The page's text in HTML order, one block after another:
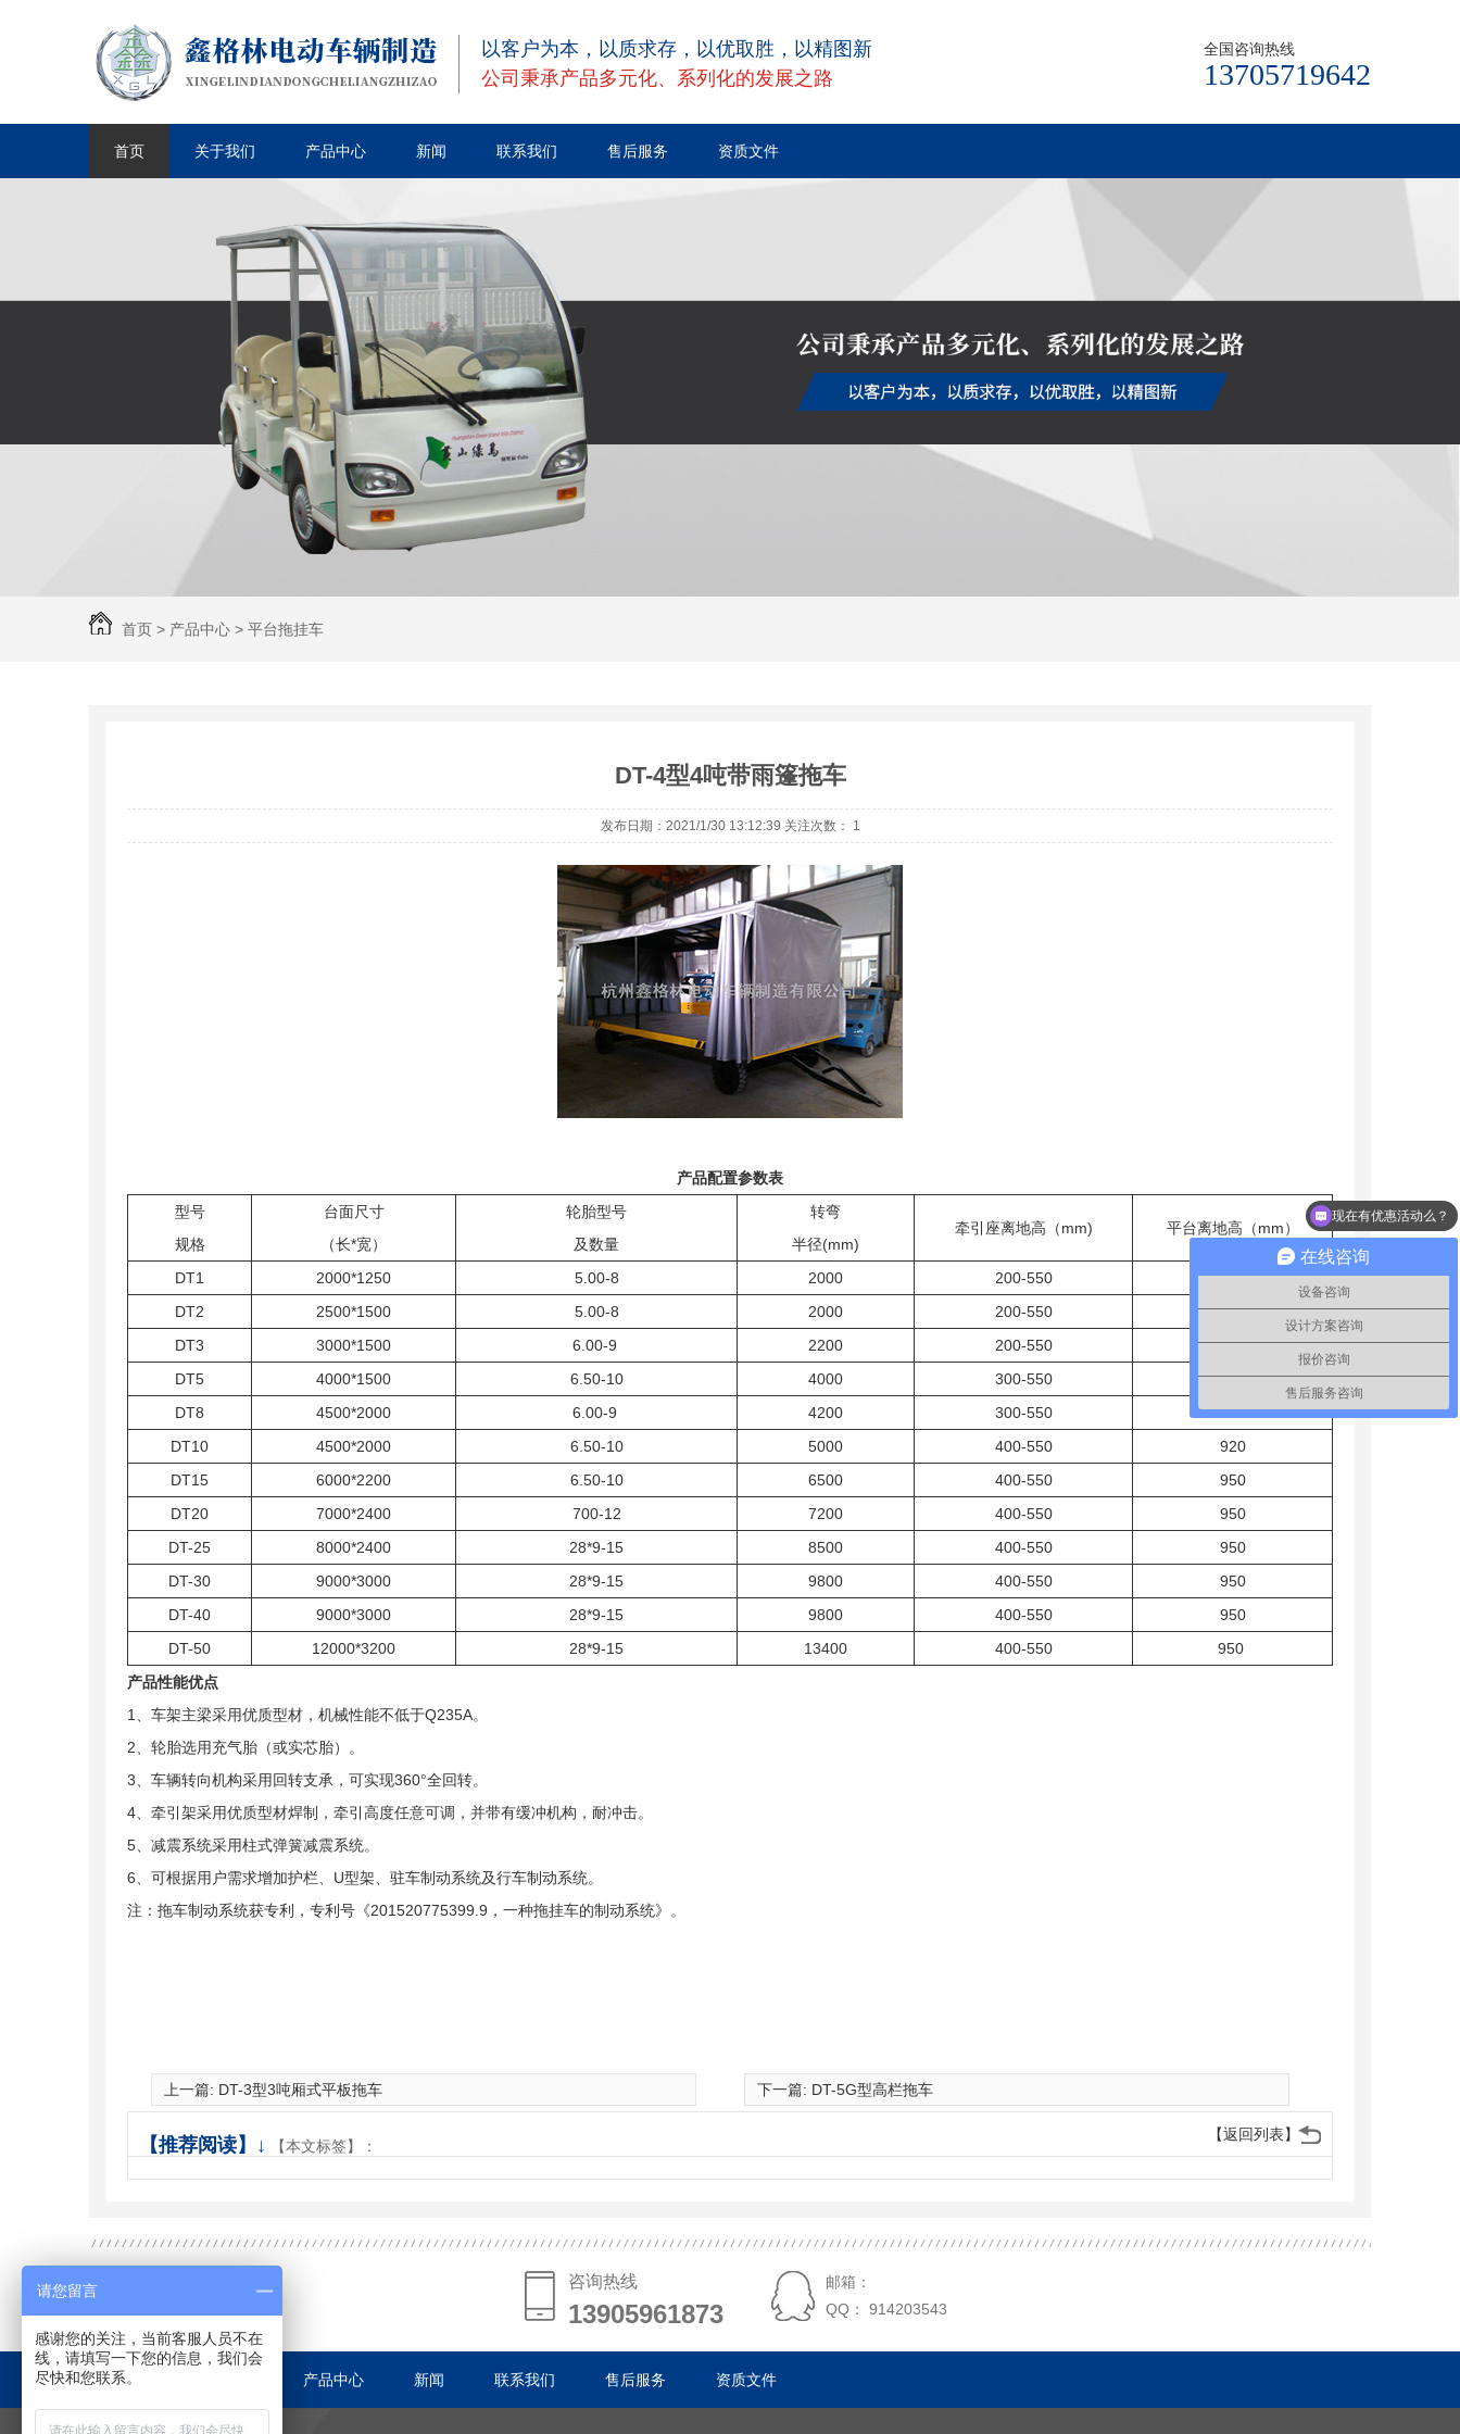
以客户为本，以质求存，以优取胜，以精图新
公司秉承产品多元化、系列化的发展之路
全国咨询热线
13705719642
首页 关于我们 产品中心 新闻 联系我们 售后服务 资质文件
首页 > 产品中心 > 平台拖挂车
DT-4型4吨带雨篷拖车
发布日期：2021/1/30 13:12:39 关注次数： 1
产品配置参数表
型号
规格
台面尺寸
（长*宽）
轮胎型号
及数量
转弯
半径(mm)
牵引座离地高（mm) 平台离地高（mm）
DT1 2000*1250 5.00-8 2000 200-550
600
DT2
2500*1500 5.00-8 2000 200-550
600
DT3
3000*1500 6.00-9 2200 200-550
750
DT5
4000*1500 6.50-10 4000 300-550
750
DT8
4500*2000 6.00-9 4200 300-550
750
DT10
4500*2000 6.50-10 5000 400-550
920
DT15
6000*2200 6.50-10 6500 400-550
950
DT20
7000*2400 700-12 7200 400-550
950
DT-25
8000*2400 28*9-15 8500 400-550
950
DT-30
9000*3000 28*9-15 9800 400-550
950
DT-40
9000*3000 28*9-15 9800 400-550
950
DT-50
12000*3200 28*9-15 13400 400-550
950
产品性能优点
1、车架主梁采用优质型材，机械性能不低于Q235A。
2、轮胎选用充气胎（或实芯胎）。
3、车辆转向机构采用回转支承，可实现360°全回转。
4、牵引架采用优质型材焊制，牵引高度任意可调，并带有缓冲机构，耐冲击。
5、减震系统采用柱式弹簧减震系统。
6、可根据用户需求增加护栏、U型架、驻车制动系统及行车制动系统。
注：拖车制动系统获专利，专利号《201520775399.9，一种拖挂车的制动系统》。
上一篇: DT-3型3吨厢式平板拖车 下一篇: DT-5G型高栏拖车
【返回列表】
【推荐阅读】↓ 【本文标签】：
咨询热线
13905961873
13905961873
邮箱：
QQ： 914203543
首页 产品中心 新闻 联系我们 售后服务 资质文件
在线咨询
设备咨询
设计方案咨询
报价咨询
售后服务咨询
现在有优惠活动么？
请您留言
感谢您的关注，当前客服人员不在
线，请填写一下您的信息，我们会
尽快和您联系。